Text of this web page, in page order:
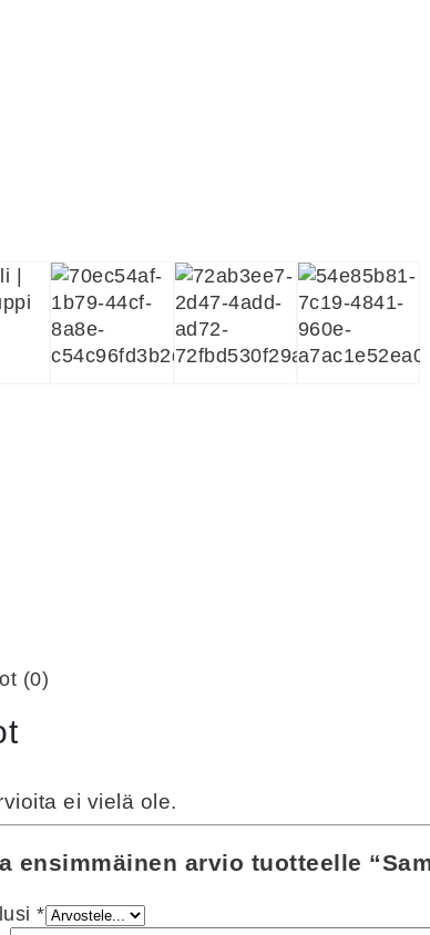
(0)
ei vielä ole.
ensimmäinen arvio tuotteelle
*